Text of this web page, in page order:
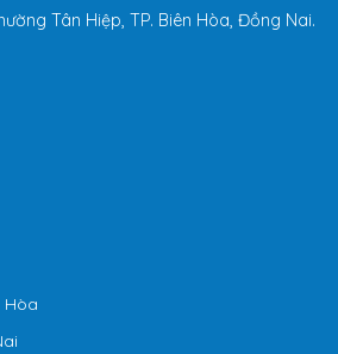
Tân Hiệp, TP. Biên Hòa, Đồng Nai.
Hòa